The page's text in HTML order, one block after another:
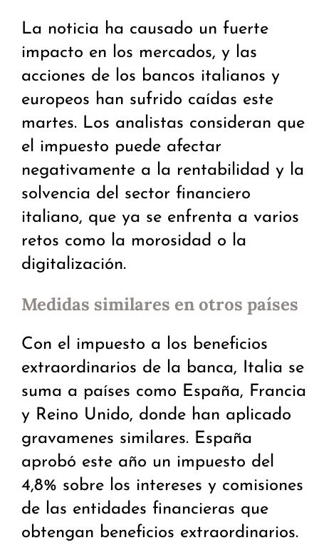
La noticia ha causado un fuerte
impacto en los mercados, y las
acciones de los bancos italianos y
europeos han sufrido caídas este
martes. Los analistas consideran que
el impuesto puede afectar
negativamente a la rentabilidad y la
solvencia del sector financiero
italiano, que ya se enfrenta a varios
retos como la morosidad o la
digitalización.
Medidas similares en otros países
Con el impuesto a los beneficios
extraordinarios de la banca, Italia se
suma a países como España, Francia
y Reino Unido, donde han aplicado
gravamenes similares. España
aprobó este año un impuesto del
4,8% sobre los intereses y comisiones
de las entidades financieras que
obtengan beneficios extraordinarios.